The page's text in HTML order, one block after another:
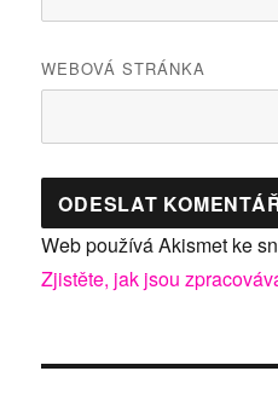
WEBOVÁ STRÁNKA
Web používá Akismet ke
Zjistěte, jak jsou